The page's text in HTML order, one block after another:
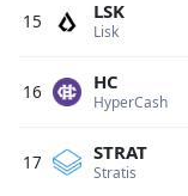
15 Lisk
LSK
16 HyperCash
HC
17 Stratis
STRAT